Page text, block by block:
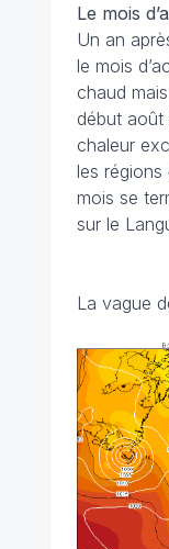
Le mois
Un an
le mois
chaud
début août
chaleur
les régions
mois se
sur le
La vague